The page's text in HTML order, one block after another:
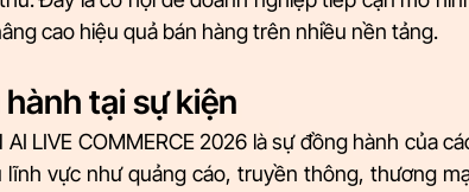
cao hiệu quả bán hàng trên nhiều nền tảng.
tại sự kiện
LIVE COMMERCE 2026 là sự đồng hành của
vực như quảng cáo, truyền thông, thương